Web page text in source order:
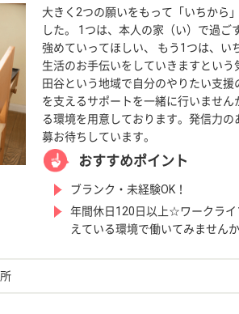
大きく2つの願いをもって「いちから
した。 1つは、本人の家（い）で過ご
強めていってほしい、 もう1つは、い
生活のお手伝いをしていきますという
田谷という地域で自分のやりたい支援
を支えるサポートを一緒に行いません
る環境を用意しております。発信力の
募お待ちしています。
おすすめポイント
ブランク・未経験OK！
年間休日120日以上☆ワークライ
えている環境で働いてみません